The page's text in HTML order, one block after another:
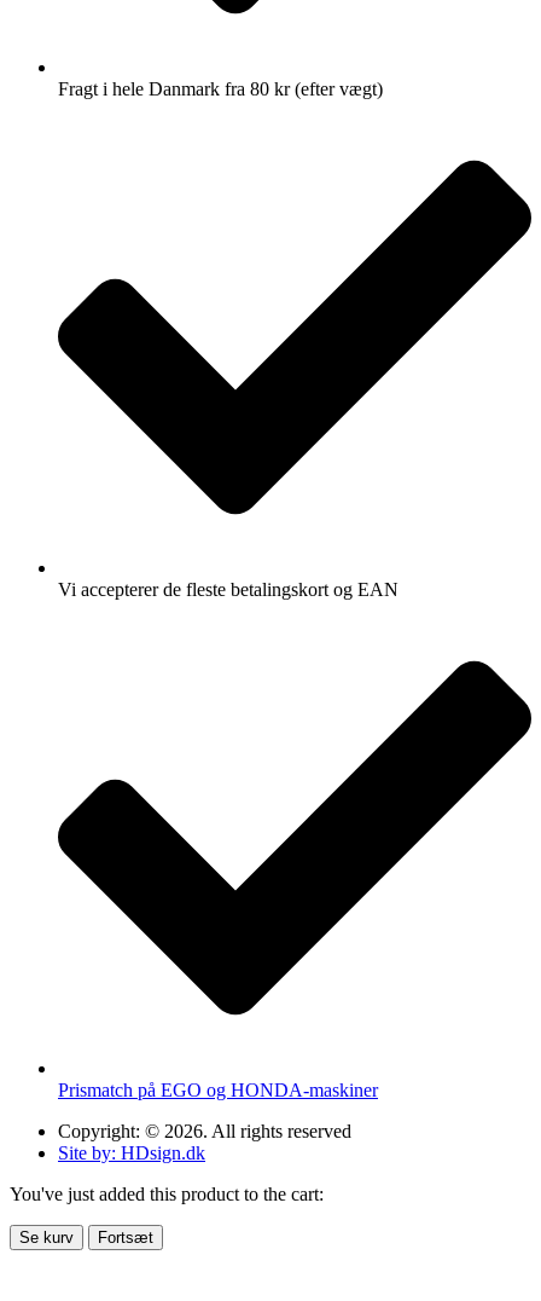
Fragt i hele Danmark fra 80 kr (efter vægt)
Vi accepterer de fleste betalingskort og EAN
Prismatch på EGO og HONDA-maskiner
Copyright: © 2026. All rights reserved
Site by: HDsign.dk
You've just added this product to the cart:
Se kurv Fortsæt